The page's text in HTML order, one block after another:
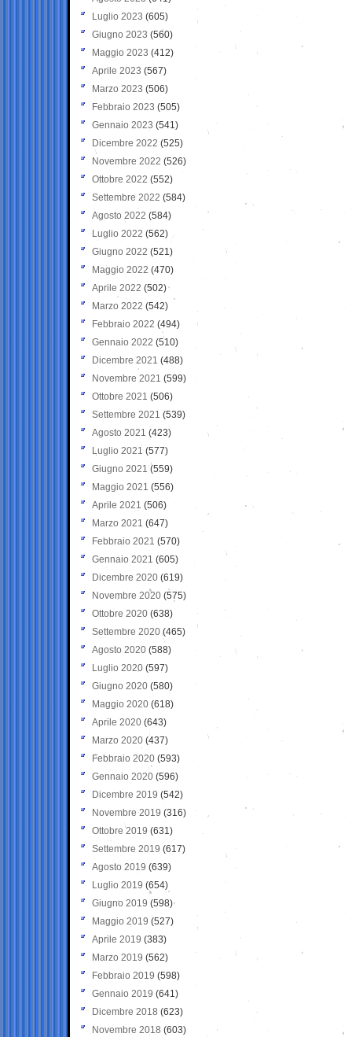
Luglio 2023 (605)
Giugno 2023 (560)
Maggio 2023 (412)
Aprile 2023 (567)
Marzo 2023 (506)
Febbraio 2023 (505)
Gennaio 2023 (541)
Dicembre 2022 (525)
Novembre 2022 (526)
Ottobre 2022 (552)
Settembre 2022 (584)
Agosto 2022 (584)
Luglio 2022 (562)
Giugno 2022 (521)
Maggio 2022 (470)
Aprile 2022 (502)
Marzo 2022 (542)
Febbraio 2022 (494)
Gennaio 2022 (510)
Dicembre 2021 (488)
Novembre 2021 (599)
Ottobre 2021 (506)
Settembre 2021 (539)
Agosto 2021 (423)
Luglio 2021 (577)
Giugno 2021(559)
Maggio 2021 (556)
Aprile 2021 (506)
Marzo 2021 (647)
Febbraio 2021 (570)
Gennaio 2021 (605)
Dicembre 2020 (619)
Novembre 2020 (575)
Ottobre 2020 (638)
Settembre 2020(465)
Agosto 2020 (588)
Luglio 2020 (597)
Giugno 2020 (580)
Maggio 2020 (618)
Aprile 2020 (643)
Marzo 2020 (437)
Febbraio 2020 (593)
Gennaio 2020 (596)
Dicembre 2019 (542)
Novembre 2019 (316)
Ottobre 2019 (631)
Settembre 2019 (617)
Agosto 2019 (639)
Luglio 2019 (654)
Giugno 2019 (598)
Maggio 2019 (527)
Aprile 2019 (383)
Marzo 2019 (562)
Febbraio 2019 (598)
Gennaio 2019 (641)
Dicembre 2018 (623)
Novembre 2018 (603)